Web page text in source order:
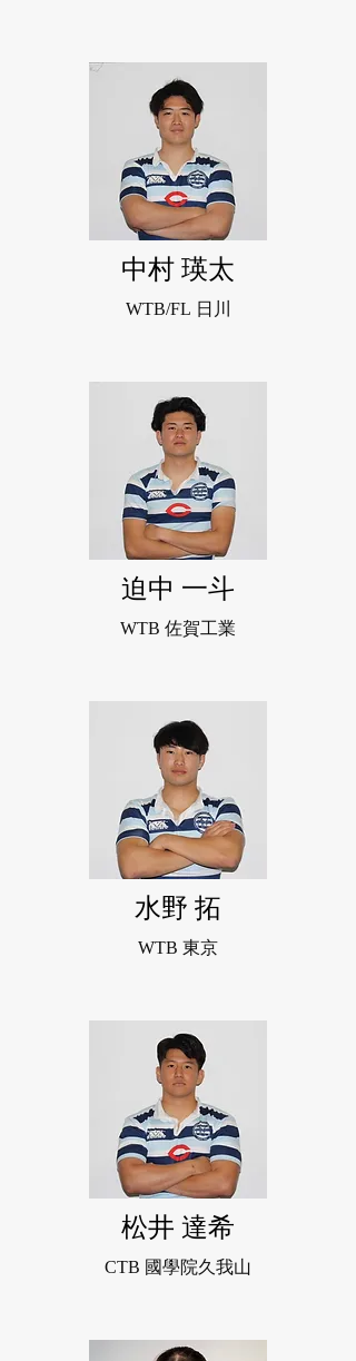
中村 瑛太
WTB/FL 日川
迫中 一斗
WTB 佐賀工業
水野 拓
WTB 東京
松井 達希
CTB 國學院久我山